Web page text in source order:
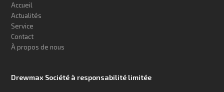
Accueil
Actualités
Service
Contact
À propos de nous
Drewmax Société à responsabilité limitée